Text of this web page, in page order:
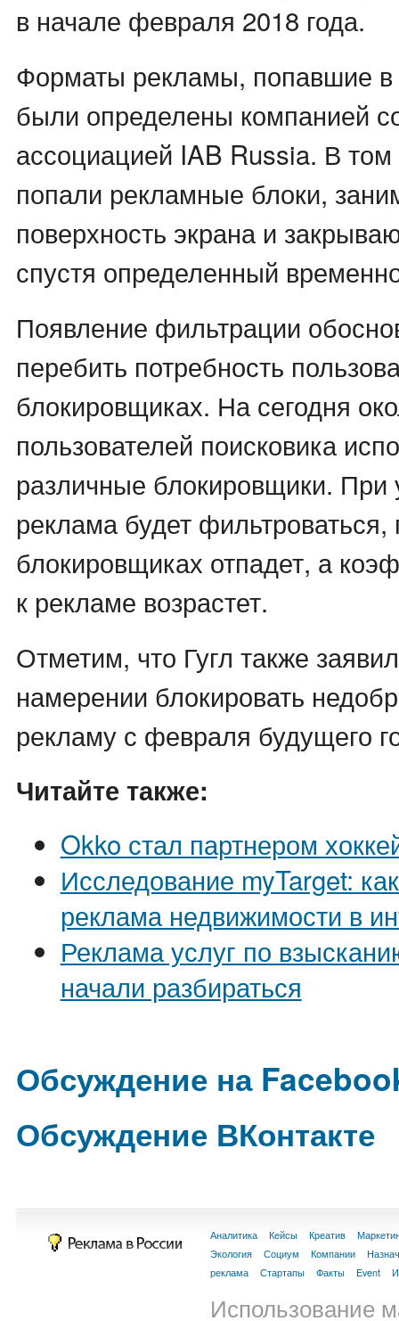
в начале февраля 2018 года.
Форматы рекламы, попавшие в
были определены компанией
ассоциацией IAB Russia. В
попали рекламные блоки,
поверхность экрана и
спустя определенный
Появление фильтрации
перебить потребность
блокировщиках. На сегодня
пользователей поисковика
различные блокировщики. При
реклама будет фильтроваться,
блокировщиках отпадет, а
к рекламе возрастет.
Отметим, что Гугл также
намерении блокировать
рекламу с февраля будущего
Читайте также:
Okko стал партнером
Исследование myTarget:
реклама недвижимости в
Реклама услуг по
начали разбираться
Обсуждение на
Обсуждение ВКонтакте
Аналитика Кейсы Креатив
Экология
Социум Компании
реклама
Стартапы Факты Event
Использование